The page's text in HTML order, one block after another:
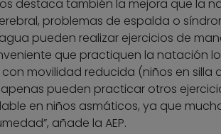
destaca también la mejora que la
problemas de espalda o
pueden realizar ejercicios de
que practiquen la natación
movilidad reducida (niños en silla
pueden practicar otros
en niños asmáticos, ya que
añade la AEP.